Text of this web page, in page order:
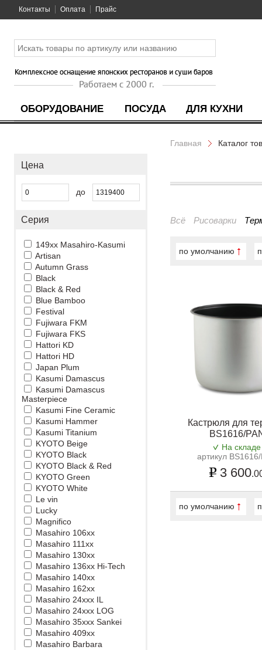
Контакты Оплата Прайс
ОБОРУДОВАНИЕ ПОСУДА ДЛЯ КУХНИ
Цена
до
Серия
149xx Masahiro-Kasumi
Artisan
Autumn Grass
Black
Black & Red
Blue Bamboo
Festival
Fujiwara FKM
Fujiwara FKS
Hattori KD
Hattori HD
Japan Plum
Kasumi Damascus
Kasumi Damascus
Masterpiece
Kasumi Fine Ceramic
Kasumi Hammer
Kasumi Titanium
KYOTO Beige
KYOTO Black
KYOTO Black & Red
KYOTO Green
KYOTO White
Le vin
Lucky
Magnifico
Masahiro 106xx
Masahiro 111xx
Masahiro 130xx
Masahiro 136xx Hi-Tech
Masahiro 140xx
Masahiro 162xx
Masahiro 24xxx IL
Masahiro 24xxx LOG
Masahiro 35xxx Sankei
Masahiro 409xx
Masahiro Barbara
Главная Каталог
Всё Рисоварки
по умолчанию
Кастрюля для
BS1616/
На складе
артикул
3 600
по умолчанию